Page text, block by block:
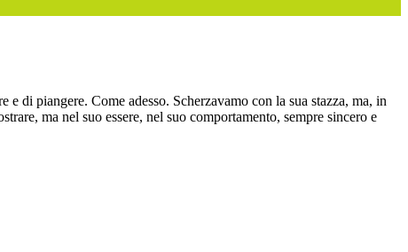
di piangere. Come adesso. Scherzavamo con la sua stazza, ma, in
ma nel suo essere, nel suo comportamento, sempre sincero e